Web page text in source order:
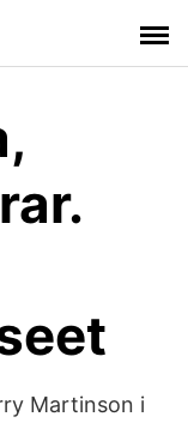
Martinson i